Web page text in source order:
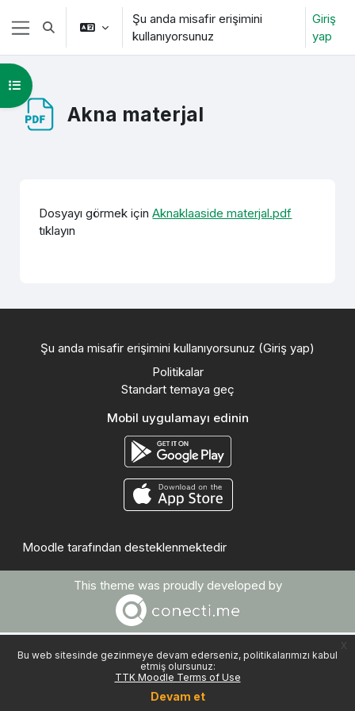
Ana içeriğe git
Bu web sitesinde gezinmeye devam ederseniz, politikalarımızı kabul
etmiş olursunuz:
TTK Moodle Terms of Use
Devam et
Yan panel
Arama girişini değiştir
Şu anda misafir erişimini
kullanıyorsunuz
Giriş
yap
Akna materjal
Kurs dizinini aç
Dosyayı görmek içinAknaklaaside materjal.pdf
tıklayın
Şu anda misafir erişimini kullanıyorsunuz (Giriş yap)
Politikalar
Standart temaya geç
Mobil uygulamayı edinin
Moodle tarafından desteklenmektedir
This theme was proudly developed by